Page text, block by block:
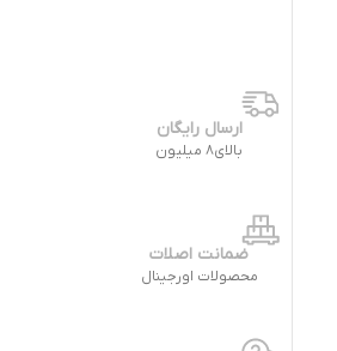
ارسال رایگان
بالای8 میلیون
ضمانت اصلات
محصولات اورجینال